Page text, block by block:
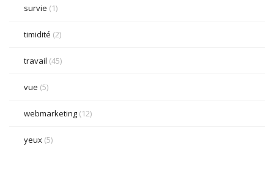
survie (1)
timidité (2)
travail (45)
vue (5)
webmarketing (12)
yeux (5)